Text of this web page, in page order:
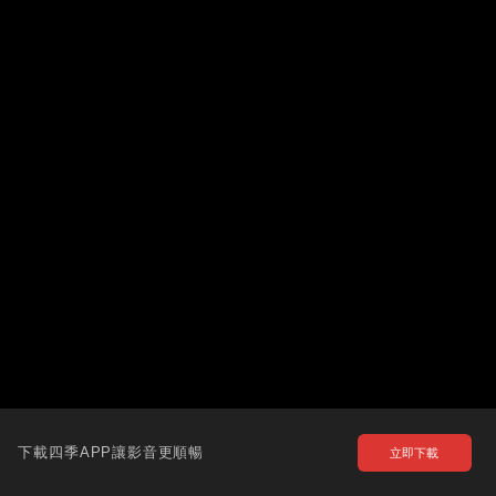
下載四季APP讓影音更順暢 立即下載